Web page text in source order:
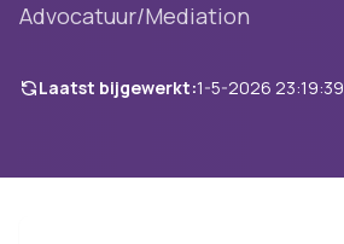
Advocatuur/Mediation
Laatst bijgewerkt:1-5-2026 23:19:39